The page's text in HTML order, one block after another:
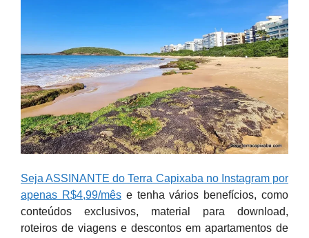
Seja ASSINANTE do Terra Capixaba no Instagram por
apenas R$4,99/mêse tenha vários benefícios, como
conteúdos exclusivos, material para download,
roteiros de viagens e descontos em apartamentos de